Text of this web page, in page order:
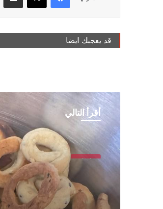
قد يعجبك ايضا
أقرأ التالي
حلويات
كعك العيد